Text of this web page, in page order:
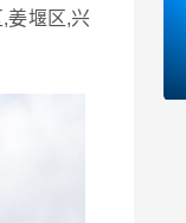
姜堰区,兴